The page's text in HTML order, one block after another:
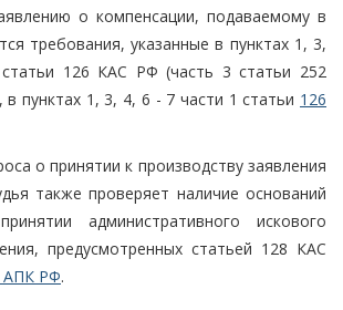
о компенсации, подаваемому в
требования, указанные в пунктах 1, 3,
126 КАС РФ (часть 3 статьи 252
в пунктах 1, 3, 4, 6 - 7 части 1 статьи 126
о принятии к производству заявления
также проверяет наличие оснований
административного искового
предусмотренных статьей 128 КАС
АПК РФ.